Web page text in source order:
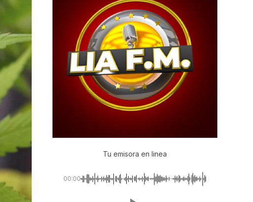
Tu emisora en linea
00:00